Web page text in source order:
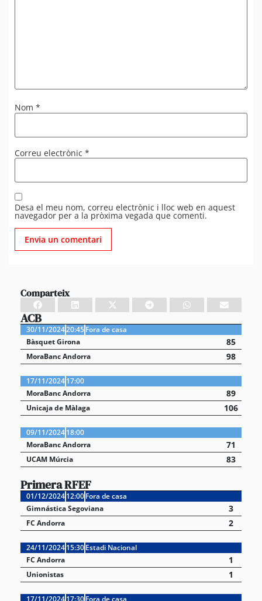
Nom *
Correu electrònic *
Desa el meu nom, correu electrònic i lloc web en aquest
navegador per a la pròxima vegada que comenti.
Comparteix
ACB
30/11/202420:45Fora de casa
Bàsquet Girona
85
MoraBanc Andorra 98
17/11/202417:00
MoraBanc Andorra
89
Unicaja de Màlaga 106
09/11/202418:00
MoraBanc Andorra
71
UCAM Múrcia 83
Primera RFEF
01/12/202412:00Fora de casa
Gimnástica Segoviana
3
FC Andorra 2
24/11/202415:30Estadi Nacional
FC Andorra
1
Unionistas 1